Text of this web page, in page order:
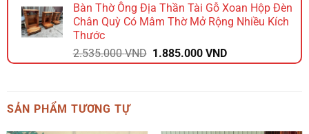
là:
2.340.000 VND.
tại
là:
Bàn Thờ Ông Địa Thần Tài Gỗ Xoan Hộp Đèn
Chân Quỳ Có Mâm Thờ Mở Rộng Nhiều Kích
Thước
2.535.000VND Giá
gốc
1.885.000VNDGiá
hiện
SẢN PHẨM TƯƠNG TỰ